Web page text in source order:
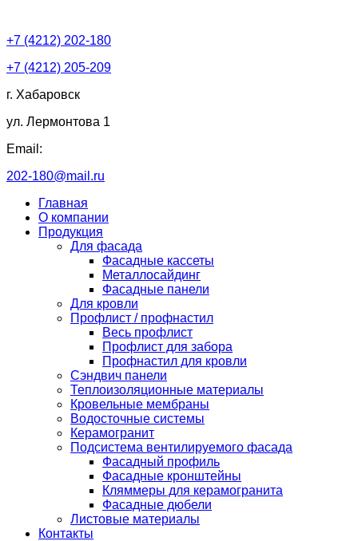
+7 (4212) 202-180
+7 (4212) 205-209
г. Хабаровск
ул. Лермонтова 1
Email:
202-180@mail.ru
Главная
О компании
Продукция
Для фасада
Фасадные кассеты
Металлосайдинг
Фасадные панели
Для кровли
Профлист / профнастил
Весь профлист
Профлист для забора
Профнастил для кровли
Сэндвич панели
Теплоизоляционные материалы
Кровельные мембраны
Водосточные системы
Керамогранит
Подсистема вентилируемого фасада
Фасадный профиль
Фасадные кронштейны
Кляммеры для керамогранита
Фасадные дюбели
Листовые материалы
Контакты